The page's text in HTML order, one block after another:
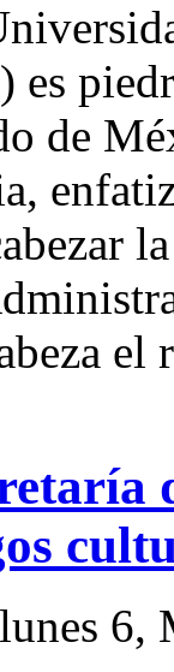
de
lunes 6,